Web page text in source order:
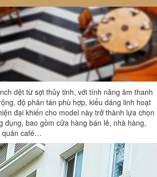
dệt từ sợi thủy tinh, với tính năng âm thanh
độ phân tán phù hợp, kiểu dáng linh hoạt
đại khiến cho model này trở thành lựa chọn
dụng, bao gồm cửa hàng bán lẻ, nhà hàng,
quán café…